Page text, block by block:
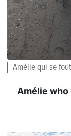
Amélie qui se
Amélie